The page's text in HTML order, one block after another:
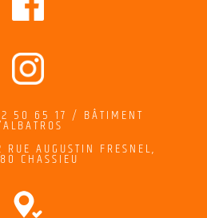
50 65 17 / BÂTIMENT
RUE AUGUSTIN FRESNEL,
CHASSIEU